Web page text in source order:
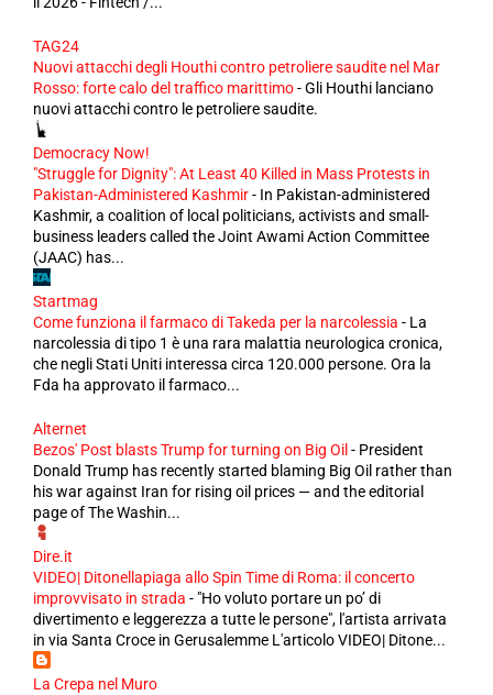
TAG24
Nuovi attacchi degli Houthi contro petroliere saudite nel Mar
Rosso: forte calo del traffico marittimo-Gli Houthi lanciano
nuovi attacchi contro le petroliere saudite.
Democracy Now!
"Struggle for Dignity": At Least 40 Killed in Mass Protests in
Pakistan-Administered Kashmir- In Pakistan-administered
Kashmir, a coalition of local politicians, activists and small-
business leaders called the Joint Awami Action Committee
(JAAC) has...
Startmag
Come funziona il farmaco di Takeda per la narcolessia - La
narcolessia di tipo 1 è una rara malattia neurologica cronica,
che negli Stati Uniti interessa circa 120.000 persone. Ora la
Fda ha approvato il farmaco...
Alternet
Bezos' Post blasts Trump for turning on Big Oil - President
Donald Trump has recently started blaming Big Oil rather than
his war against Iran for rising oil prices — and the editorial
page of The Washin...
Dire.it
VIDEO| Ditonellapiaga allo Spin Time di Roma: il concerto
improvvisato in strada - "Ho voluto portare un po’ di
divertimento e leggerezza a tutte le persone", l'artista arrivata
in via Santa Croce in Gerusalemme L'articolo VIDEO| Ditone...
La Crepa nel Muro